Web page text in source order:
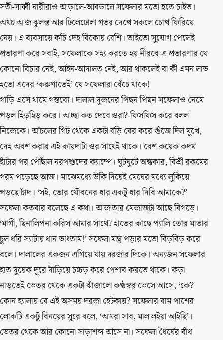
সতী-সাব্বী নারীরাও আড়ালে-আবডালে সফেলার মতো হতে চাইত।
অথচ আজ ঝুলন্ত আর ঢিলেঢোলা গতর দেখে সকলে চোখ ফিরিয়ে
নেয়। এ ব্যবসায়ে কচি দেহ বিকোয় বেশি। তাইতো সুযোগ পেলেই
প্রতারণা করে সবাই, সফেলাকে সহ্য করতে হয় নীরবে-এ প্রতারণার যে
কোনো বিচার নেই, আইন-আদালত নেই, আর থাকলেই বা কী এমন লাভ
হতো এদের ‘করুণাতেই’ যে সফেলারা বেঁচে থাকে!
গাড়ি এসে থামে গন্তব্যে। দালাল দুজনের পিছন পিছন সফেলাও নেমে
পড়ল হিড়হিড় করে। আচ্ছা কত দেবে ওরা?-ফিসফিস করে বলল
নিজেকে। আঁচলের গিট থেকে একটা বড়ি বের করে গুঁজে দিল মুখে,
দেহ অবশ করার এই কায়দাটা ওর সাথেই থাকে। বেশ কয়েক কদম
হাঁটার পর পৌঁছাল নরপশুদের ক্যাম্পে। ঘুটঘুটে অন্ধকার, বিশ্রী রকমের
গরম পড়েছে আজ। মাঝেমধ্যে উকি দিয়েই মেঘের মধ্যে লুকিয়ে
পড়ছে চাঁদ। ‘সই, তোর যৌবনের ধার একটু ধার দিবি আমাকে?’
সফেলা কতবার বলেছে এ কথা। আজ তার মেজাজটা আছে বিগড়ে।
‘মাগী, ছিনালিপনা করিস আমার সাথে? হাতের কাছে প্যালি তোর মাতার
চুল ধরি স্যাটায় ধান ভাংতাম!’ সফেলা মন্ত্র পড়ার মতো বিড়বিড় করে
বলে। দালালের একজন এগিয়ে যায় দরজার দিকে। অন্যজন সফেলার
হাত দুয়েক দূরে দাঁড়িয়ে চচ্চড় করে পেশাব করতে থাকে। কড়া
নাড়তেই ভেতর থেকে একটা ঝাঁজালো কণ্ঠস্বর ভেসে আসে, ‘কে?
কোন হ্যালায় বে এই অসময় দরজা হেটকায়? সফেলার বাম পাশের
লোকটি একটু বিনয়ের সুরে বলে, ‘আমরা সাব, মাল লইয়া আইছি’।
ভেতর থেকে আর কোনো সাড়াশব্দ আসে না। সফেলা ধৈর্যের বাঁধ